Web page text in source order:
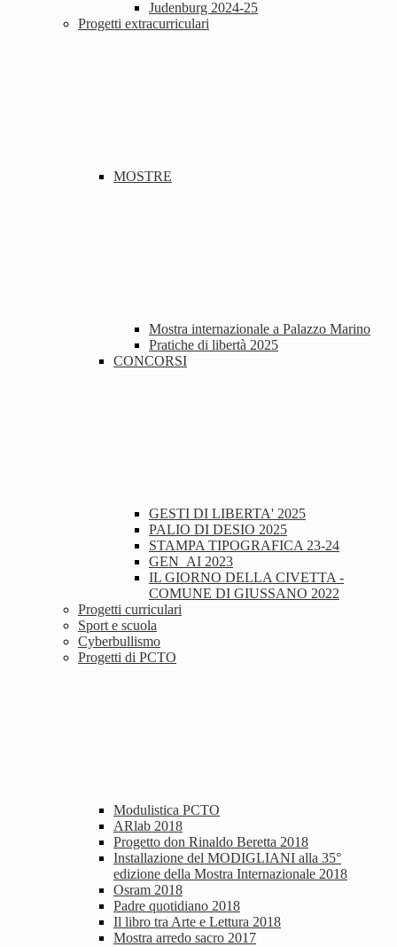
Judenburg 2024-25
Progetti extracurriculari
MOSTRE
Mostra internazionale a Palazzo Marino
Pratiche di libertà 2025
CONCORSI
GESTI DI LIBERTA' 2025
PALIO DI DESIO 2025
STAMPA TIPOGRAFICA 23-24
GEN_AI 2023
IL GIORNO DELLA CIVETTA -
COMUNE DI GIUSSANO 2022
Progetti curriculari
Sport e scuola
Cyberbullismo
Progetti di PCTO
Modulistica PCTO
ARlab 2018
Progetto don Rinaldo Beretta 2018
Installazione del MODIGLIANI alla 35°
edizione della Mostra Internazionale 2018
Osram 2018
Padre quotidiano 2018
Il libro tra Arte e Lettura 2018
Mostra arredo sacro 2017